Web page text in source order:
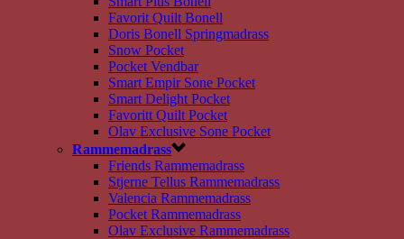
Favorit Quilt Bonell
Doris Bonell Springmadrass
Snow Pocket
Pocket Vendbar
Smart Empir Sone Pocket
Smart Delight Pocket
Favoritt Quilt Pocket
Olav Exclusive Sone Pocket
Rammemadrass
Friends Rammemadrass
Stjerne Tellus Rammemadrass
Valencia Rammemadrass
Pocket Rammemadrass
Olav Exclusive Rammemadrass